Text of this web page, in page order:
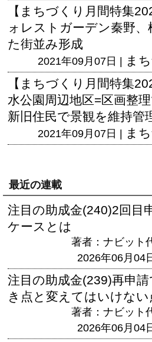
【まちづくり月間特集
ォレストガーデン秦野
た街並み形成
2021年09月07日 | ま
【まちづくり月間特集
水公園周辺地区=区画整
新旧住民で景観を維持管
2021年09月07日 | ま
最近の連載
注目の助成金(240)2回目
ケースとは
著者：ナビット
2026年06月04
注目の助成金(239)再申
き点と変えてはいけない
著者：ナビット
2026年06月04